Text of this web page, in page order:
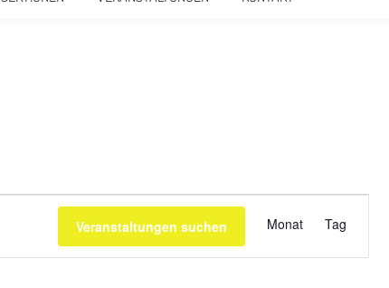
Veranstaltungen suchen
Ansichten-
Navigation
Monat Tag